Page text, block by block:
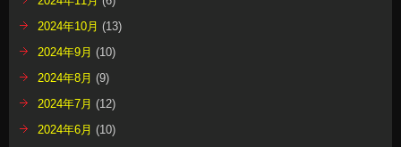
2024年10月 (13)
2024年9月 (10)
2024年8月 (9)
2024年7月 (12)
2024年6月 (10)